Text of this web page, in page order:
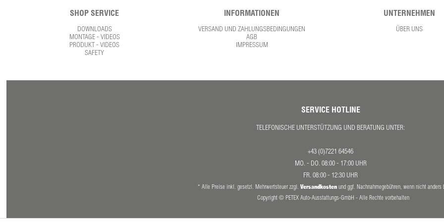
SHOP SERVICE
DOWNLOADS
MONTAGE - VIDEOS
PRODUKT - VIDEOS
SAFETY
INFORMATIONEN
VERSAND UND ZAHLUNGSBEDINGUNGEN
AGB
IMPRESSUM
UNTERNEHMEN
ÜBER UNS
SERVICE HOTLINE
TELEFONISCHE UNTERSTÜTZUNG UND BERATUNG UNTER:
+43 (0)7221 64546
MO. - DO. 08:00 - 17:00 UHR
FR. 08:00 - 12:30 UHR
* Alle Preise inkl. gesetzl. Mehrwertsteuer zzgl. Versandkosten und ggf. Nachnahmegebühren, wenn nicht anders
Copyright © PETEX Auto-Ausstattungs-GmbH - Alle Rechte vorbehalten